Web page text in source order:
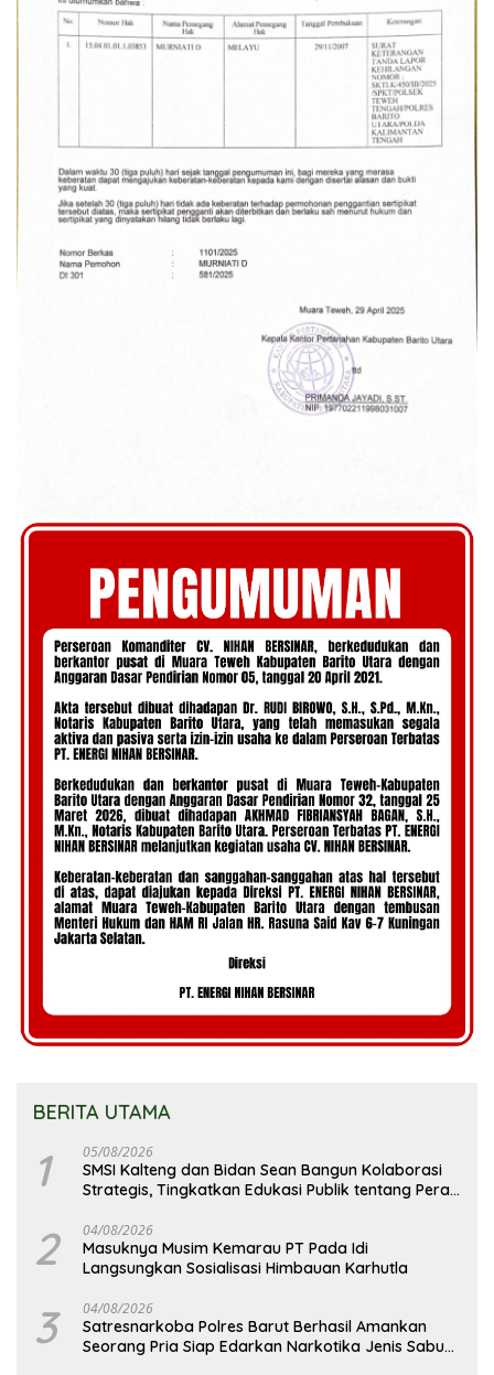
BERITA UTAMA
1 05/08/2026
SMSI Kalteng dan Bidan Sean Bangun Kolaborasi
Strategis, Tingkatkan Edukasi Publik tentang Peran
2 04/08/2026
Masuknya Musim Kemarau PT Pada Idi
Langsungkan Sosialisasi Himbauan Karhutla
3 04/08/2026
Satresnarkoba Polres Barut Berhasil Amankan
Seorang Pria Siap Edarkan Narkotika Jenis Sabu